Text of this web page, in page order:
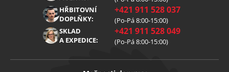
Zpracování osobních údajů
HŘBITOVNÍ
DOPLŇKY:
+421 911 528 037
(Po-Pá 8:00-15:00)
SKLAD
A EXPEDICE:
+421 911 528 049
(Po-Pá 8:00-15:00)